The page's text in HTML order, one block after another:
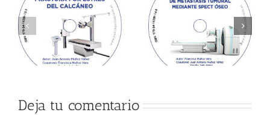
Deja tu comentario